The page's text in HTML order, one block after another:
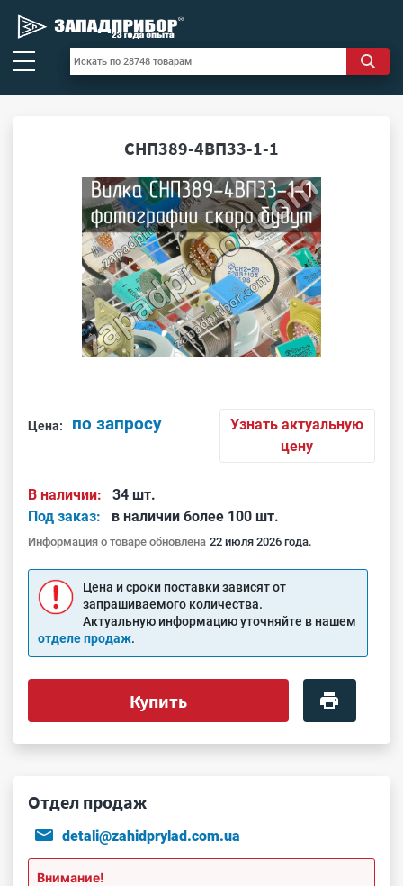
СНП389-4ВП33-1-1
Цена: по запросу
Узнать актуальную
цену
В наличии:
34 шт.
Под заказ:
в наличии более 100 шт.
Информация о товаре обновлена 22 июля 2026 года.
Цена и сроки поставки зависят от
запрашиваемого количества.
Актуальную информацию уточняйте в нашем
отделе продаж.
Купить
Отдел продаж
detali@zahidprylad.com.ua
Внимание!